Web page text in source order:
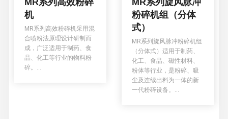
机
MR系列高效粉碎机采用混
合喷粉法原理设计研制而
成，广泛适用于制药、食
品、化工等行业的物料粉
碎。...
粉碎机组（分体
式）
MR系列旋风脉冲粉碎机组
（分体式）适用于制药、
化工、食品、磁性材料、
粉体等行业，是粉碎、吸
尘及连续出料为一体的新
一代粉碎设备。...